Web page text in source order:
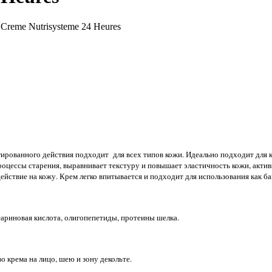
Nutrisysteme 24 Heures
действия подходит для всех типов кожи. Идеально подходит
старения, выравнивает текстуру и повышает эластичность кожи,
на кожу. Крем легко впитывается и подходит для использования как
кислота, олигопепетиды, протеины шелка.
крема на лицо, шею и зону декольте.